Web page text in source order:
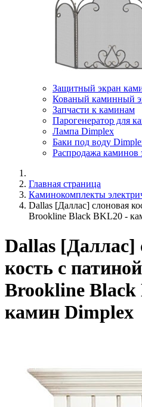
Защитный экран
Кованый каминный
Запчасти к каминам
Парогенератор для
Лампа Dimplex
Баки под воду
Распродажа каминов
Главная страница
Каминокомплекты
Dallas [Даллас] слоновая
Brookline Black BKL20 -
Dallas [Даллас]
кость с
Brookline Black
камин Dimplex